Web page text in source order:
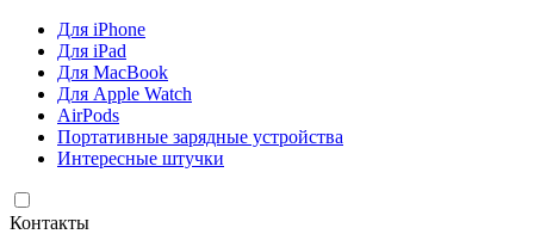
Для iPhone
Для iPad
Для MacBook
Для Apple Watch
AirPods
Портативные зарядные устройства
Интересные штучки
Контакты